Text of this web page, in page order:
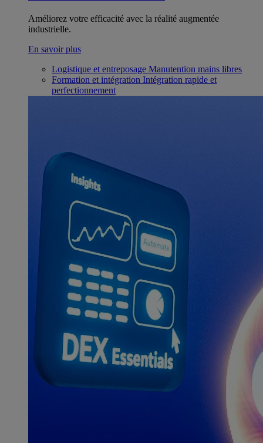
Améliorez votre efficacité avec la réalité augmentée
industrielle.
En savoir plus
Logistique et entreposage Manutention mains libres
Formation et intégration Intégration rapide et
perfectionnement